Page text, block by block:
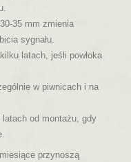
35 mm zmienia
sygnału.
latach, jeśli powłoka
w piwnicach i na
latach od montażu, gdy
przynoszą